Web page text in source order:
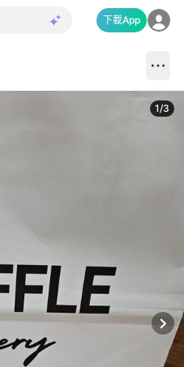
下載App
1/3